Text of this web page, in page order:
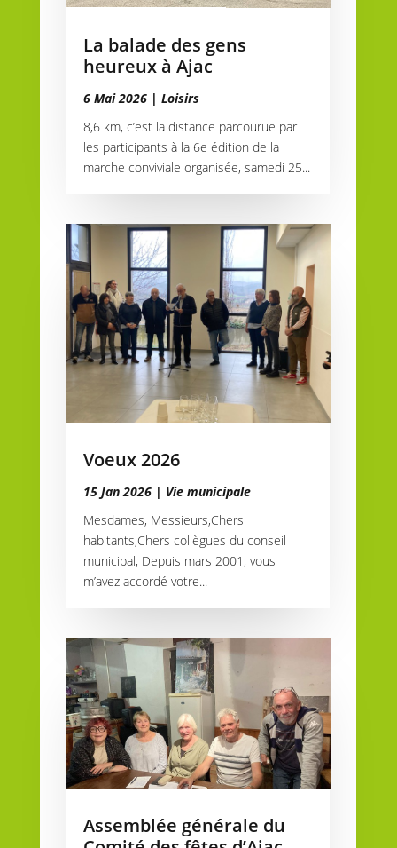
La balade des gens
heureux à Ajac
6 Mai 2026| Loisirs
8,6 km, c’est la distance parcourue par
les participants à la 6e édition de la
marche conviviale organisée, samedi 25...
Voeux 2026
15 Jan 2026| Vie municipale
Mesdames, Messieurs,Chers
habitants,Chers collègues du conseil
municipal, Depuis mars 2001, vous
m’avez accordé votre...
Assemblée générale du